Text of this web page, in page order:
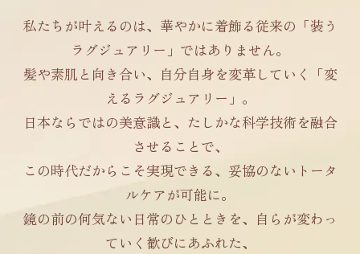
私たちが叶えるのは、華やかに着飾る従来の「装う
ラグジュアリー」ではありません。
髪や素肌と向き合い、自分自身を変革していく「変
えるラグジュアリー」。
日本ならではの美意識と、たしかな科学技術を融合
させることで、
この時代だからこそ実現できる、妥協のないトータ
ルケアが可能に。
鏡の前の何気ない日常のひとときを、自らが変わっ
ていく歓びにあふれた、